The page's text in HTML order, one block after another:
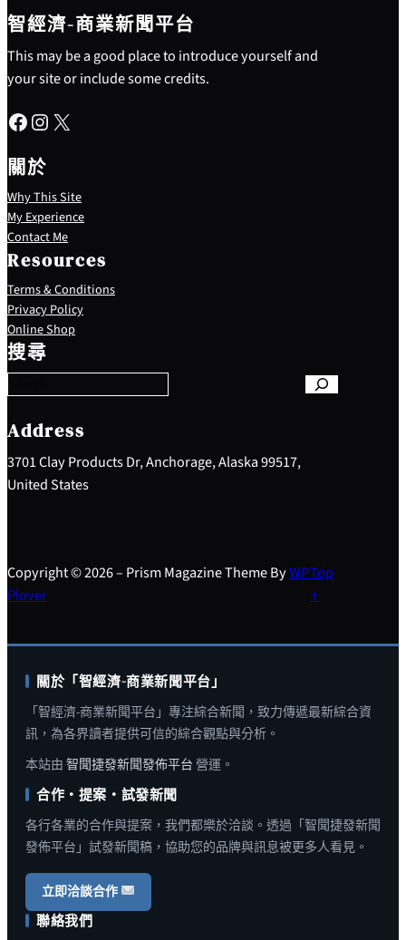
智經濟-商業新聞平台
This may be a good place to introduce yourself and
your site or include some credits.
Facebook Instagram X
關於
Why This Site
My Experience
Contact Me
Resources
Terms & Conditions
Privacy Policy
Online Shop
搜尋
S
e
a
c
h
Address
3701 Clay Products Dr, Anchorage, Alaska 99517,
United States
Copyright © 2026 – Prism Magazine Theme ByWP
Plover
Top
↑
關於「智經濟-商業新聞平台」
「智經濟-商業新聞平台」專注綜合新聞，致力傳遞最新綜合資
訊，為各界讀者提供可信的綜合觀點與分析。
本站由 智聞捷發新聞發佈平台 營運。
合作・提案・試發新聞
各行各業的合作與提案，我們都樂於洽談。透過「智聞捷發新聞
發佈平台」試發新聞稿，協助您的品牌與訊息被更多人看見。
立即洽談合作
聯絡我們